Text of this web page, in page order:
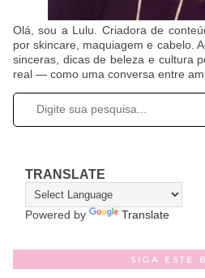
Olá, sou a Lulu. Criadora de
por skincare, maquiagem e cabelo.
sinceras, dicas de beleza e cultura
real — como uma conversa entre
TRANSLATE
Powered by Translate
SIGA ESTE